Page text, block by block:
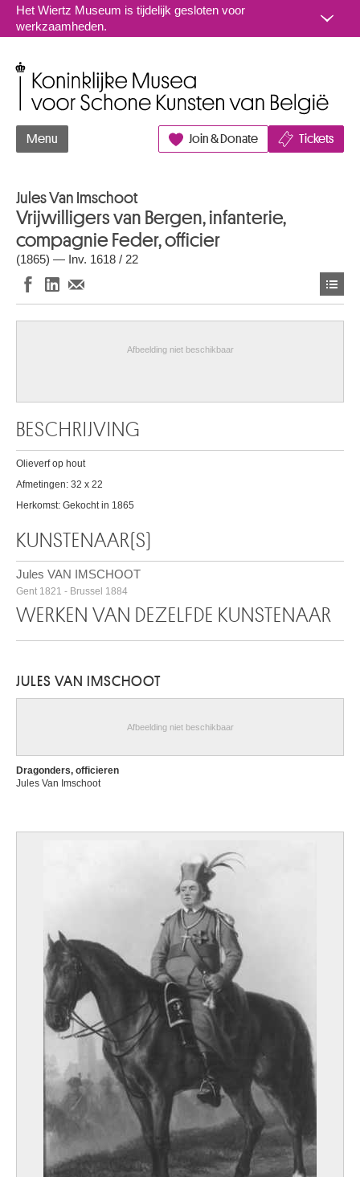
Naar inhoud
Het Wiertz Museum is tijdelijk gesloten voor
werkzaamheden.
Menu Join & Donate Tickets
Jules Van Imschoot
Vrijwilligers van Bergen, infanterie,
compagnie Feder, officier
(1865) — Inv. 1618 / 22
Afbeelding niet beschikbaar
BESCHRIJVING
Olieverf op hout
Afmetingen: 32 x 22
Herkomst: Gekocht in 1865
KUNSTENAAR(S)
Jules VAN IMSCHOOT
Gent 1821 - Brussel 1884
WERKEN VAN DEZELFDE KUNSTENAAR
JULES VAN IMSCHOOT
Afbeelding niet beschikbaar
Dragonders, officieren
Jules Van Imschoot